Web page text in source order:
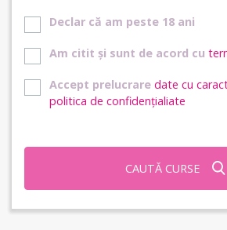
Declar că am peste 18 ani
Am citit și sunt de acord cu
Accept prelucrare date cu
politica de confidențialiate
CAUTĂ CURSE